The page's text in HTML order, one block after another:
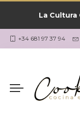
La Cultura
+34 681 97 37 94